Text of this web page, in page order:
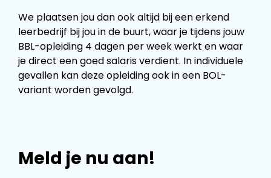
We plaatsen jou dan ook altijd bij een erkend
leerbedrijf bij jou in de buurt, waar je tijdens jouw
BBL-opleiding 4 dagen per week werkt en waar
je direct een goed salaris verdient. In individuele
gevallen kan deze opleiding ook in een BOL-
variant worden gevolgd.
Meld je nu aan!